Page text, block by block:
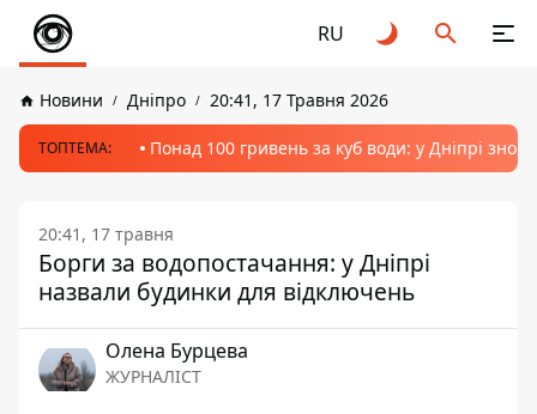
RU
Новини Дніпро 20:41, 17 Травня 2026
ТОПТЕМА: Понад 100 гривень за куб води: у Дніпрі
20:41, 17 травня
Борги за водопостачання: у Дніпрі
назвали будинки для відключень
Олена Бурцева
ЖУРНАЛІСТ